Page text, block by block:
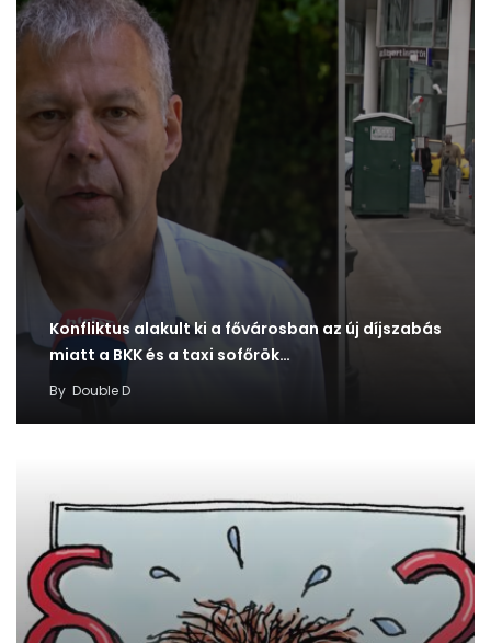
Konfliktus alakult ki a fővárosban az új díjszabás
miatt a BKK és a taxi sofőrök…
By Double D